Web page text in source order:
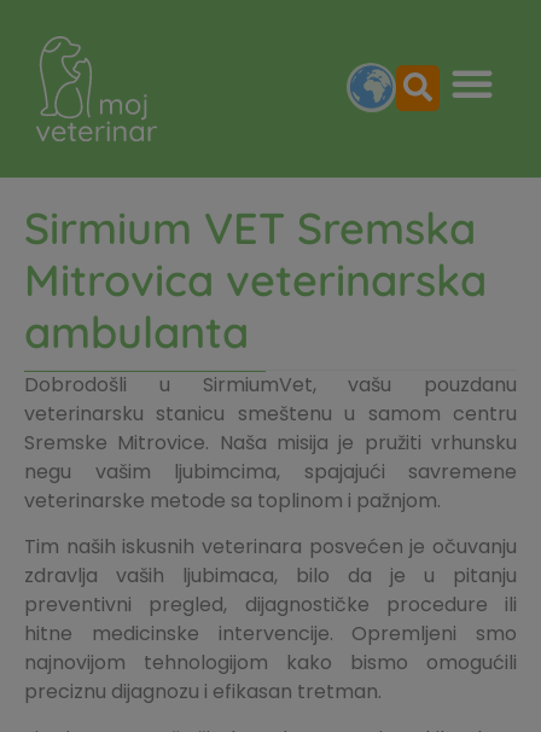
Sirmium VET Sremska
Mitrovica veterinarska
ambulanta
Dobrodošli u SirmiumVet, vašu pouzdanu
veterinarsku stanicu smeštenu u samom centru
Sremske Mitrovice. Naša misija je pružiti vrhunsku
negu vašim ljubimcima, spajajući savremene
veterinarske metode sa toplinom i pažnjom.
Tim naših iskusnih veterinara posvećen je očuvanju
zdravlja vaših ljubimaca, bilo da je u pitanju
preventivni pregled, dijagnostičke procedure ili
hitne medicinske intervencije. Opremljeni smo
najnovijom tehnologijom kako bismo omogućili
preciznu dijagnozu i efikasan tretman.